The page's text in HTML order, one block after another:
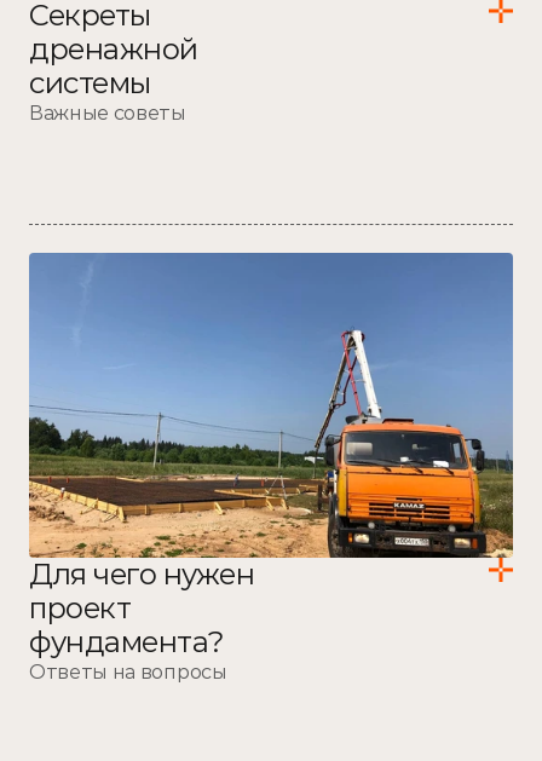
Секреты
дренажной
системы
Важные советы
Для чего нужен
проект
фундамента?
Ответы на вопросы